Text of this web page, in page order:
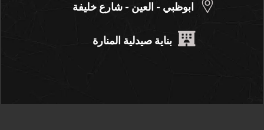
ابوظبي - العين - شارع خليفة
بناية صيدلية المنارة